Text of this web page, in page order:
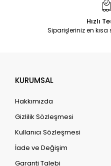
Hızlı
Siparişleriniz en kısa
KURUMSAL
Hakkımızda
Gizlilik Sözleşmesi
Kullanıcı Sözleşmesi
İade ve Değişim
Garanti Talebi